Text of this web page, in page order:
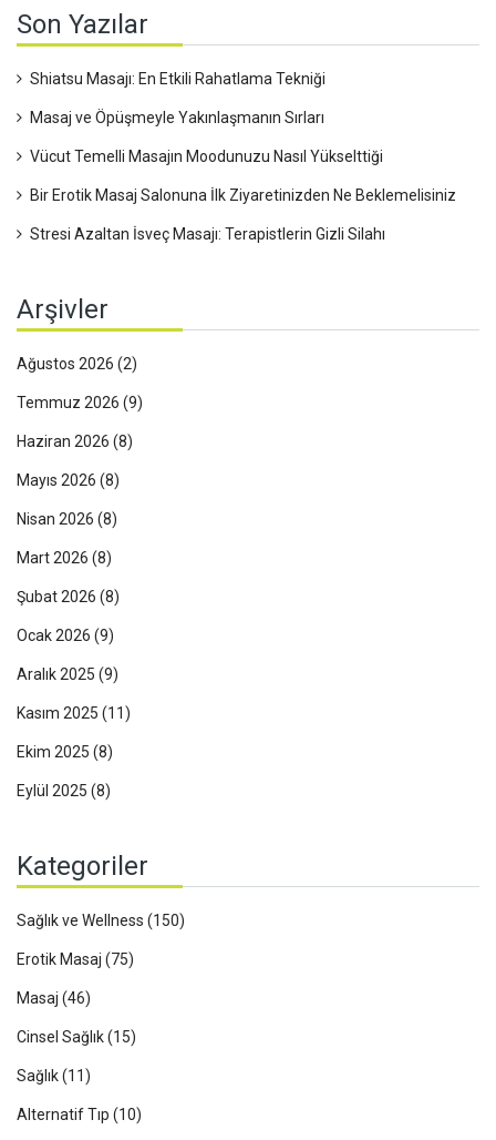
Son Yazılar
Shiatsu Masajı: En Etkili Rahatlama Tekniği
Masaj ve Öpüşmeyle Yakınlaşmanın Sırları
Vücut Temelli Masajın Moodunuzu Nasıl Yükselttiği
Bir Erotik Masaj Salonuna İlk Ziyaretinizden Ne Beklemelisiniz
Stresi Azaltan İsveç Masajı: Terapistlerin Gizli Silahı
Arşivler
Ağustos 2026 (2)
Temmuz 2026 (9)
Haziran 2026 (8)
Mayıs 2026 (8)
Nisan 2026 (8)
Mart 2026 (8)
Şubat 2026 (8)
Ocak 2026 (9)
Aralık 2025 (9)
Kasım 2025 (11)
Ekim 2025 (8)
Eylül 2025 (8)
Kategoriler
Sağlık ve Wellness (150)
Erotik Masaj (75)
Masaj (46)
Cinsel Sağlık(15)
Sağlık(11)
Alternatif Tıp (10)